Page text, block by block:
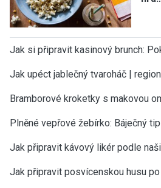
Jak si připravit kasinový brunch:
Jak upéct jablečný tvaroháč |
Bramborové kroketky s makovou
Plněné vepřové žebírko: Báječný
Jak připravit kávový likér podle
Jak připravit posvícenskou husu